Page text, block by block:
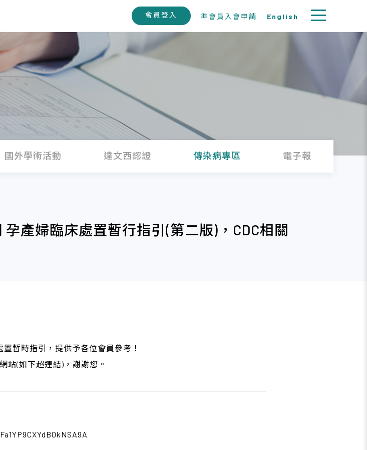
會員登入 準會員入會申請 English
國外學術活動 達文西認證 傳染病專區 電子報 徵
產婦臨床處置暫行指引(第二版)，CDC相關
暫時指引，提供予各位會員參考！
站(如下超連結)，謝謝您。